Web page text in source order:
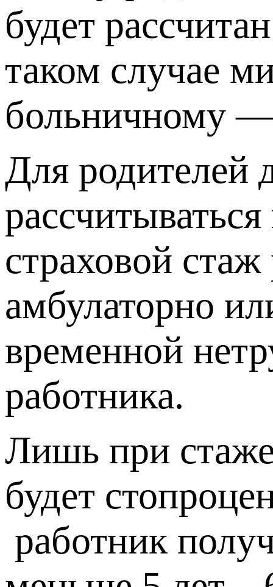
будет
таком случае
больничному
Для родителей
страховой
амбулаторно
временной
работника.
Лишь при
будет
работник